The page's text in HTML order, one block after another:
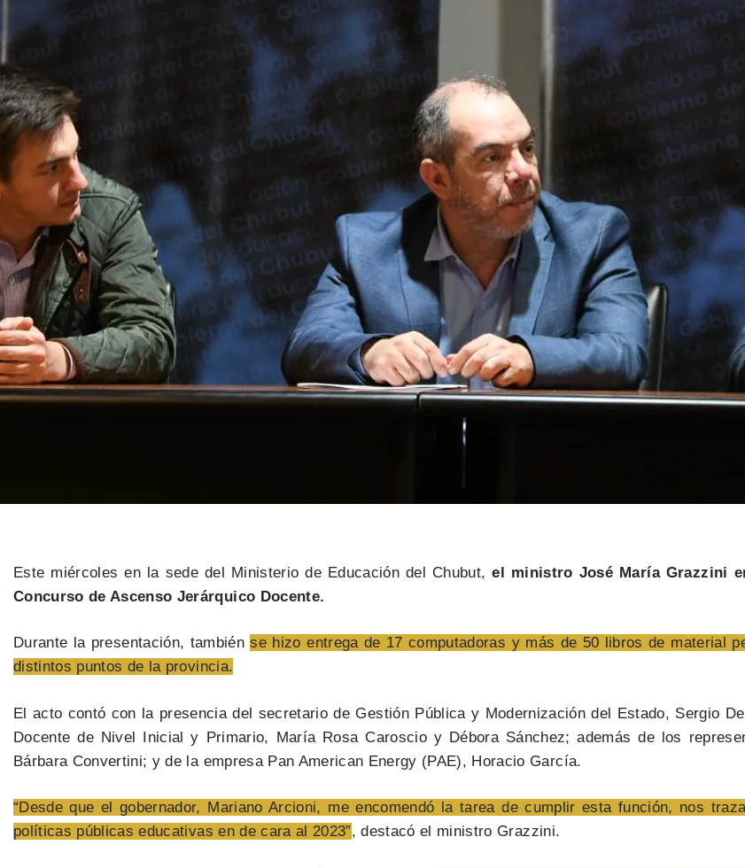
Este miércoles en la sede del Ministerio de Educación del Chubut,el ministro José María Grazzini
Concurso de Ascenso Jerárquico Docente.
Durante la presentación, tambiénse hizo entrega de 17 computadoras y más de 50 libros de material
distintos puntos de la provincia.
El acto contó con la presencia del secretario de Gestión Pública y Modernización del Estado, Sergio
Docente de Nivel Inicial y Primario, María Rosa Caroscio y Débora Sánchez; además de los
Bárbara Convertini; y de la empresa Pan American Energy (PAE), Horacio García.
“Desde que el gobernador, Mariano Arcioni, me encomendó la tarea de cumplir esta función, nos
políticas públicas educativas en de cara al 2023”, destacó el ministro Grazzini.